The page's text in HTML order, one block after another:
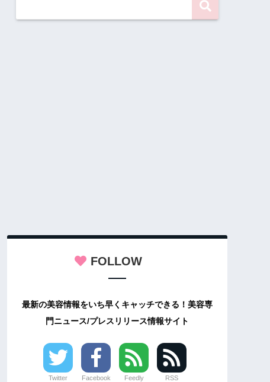
FOLLOW
最新の美容情報をいち早くキャッチできる！美容専
門ニュース/プレスリリース情報サイト
Twitter Facebook Feedly RSS